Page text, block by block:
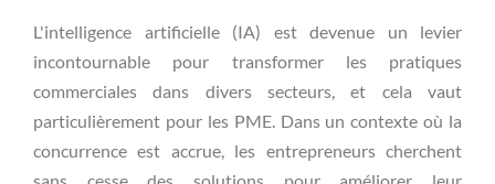
L'intelligence artificielle (IA) est devenue un levier
incontournable pour transformer les pratiques
commerciales dans divers secteurs, et cela vaut
particulièrement pour les PME. Dans un contexte où la
concurrence est accrue, les entrepreneurs cherchent